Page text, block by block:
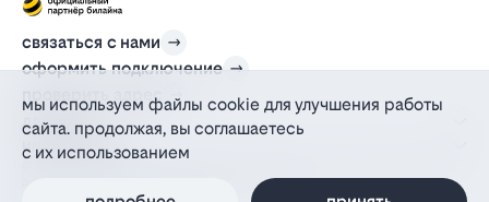
связаться с нами
оформить подключение
проверить адрес
для дома
информация
действующий на основании агентского договора
политика персональных данных
мы используем файлы cookie для улучшения работы
сайта. продолжая, вы соглашаетесь
с их использованием